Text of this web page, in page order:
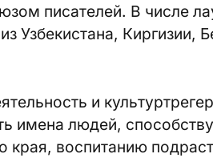
писателей. В числе
Узбекистана, Киргизии,
и
имена людей,
края, воспитанию